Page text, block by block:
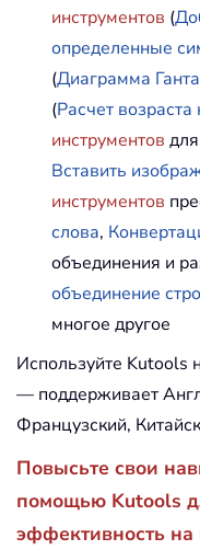
инструментов (
определенные
(Диаграмма Ганта
(Расчет
инструментов
Вставить
инструментов
слова,
объединения и
объединение
многое другое
Используйте Kutools
— поддерживает
Французский,
Повысьте свои
помощью Kutools
эффективность